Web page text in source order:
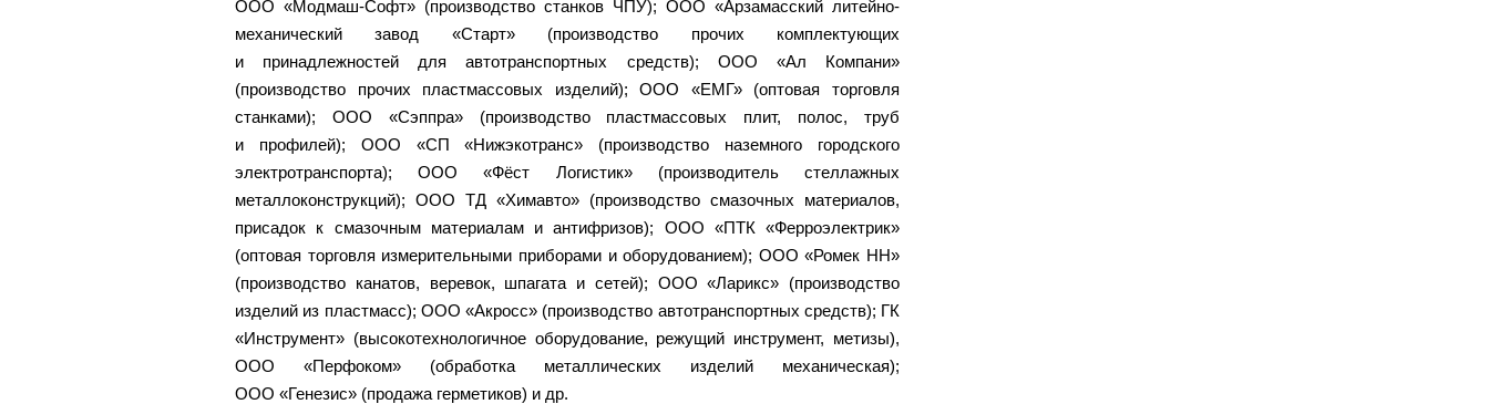
ООО «Модмаш-Софт» (производство станков ЧПУ); ООО «Арзамасский литейно-
механический завод «Старт» (производство прочих комплектующих
и принадлежностей для автотранспортных средств); ООО «Ал Компани»
(производство прочих пластмассовых изделий); ООО «ЕМГ» (оптовая торговля
станками); ООО «Сэппра» (производство пластмассовых плит, полос, труб
и профилей); ООО «СП «Нижэкотранс» (производство наземного городского
электротранспорта); ООО «Фёст Логистик» (производитель стеллажных
металлоконструкций); ООО ТД «Химавто» (производство смазочных материалов,
присадок к смазочным материалам и антифризов); ООО «ПТК «Ферроэлектрик»
(оптовая торговля измерительными приборами и оборудованием); ООО «Ромек НН»
(производство канатов, веревок, шпагата и сетей); ООО «Ларикс» (производство
изделий из пластмасс); ООО «Акросс» (производство автотранспортных средств); ГК
«Инструмент» (высокотехнологичное оборудование, режущий инструмент, метизы),
ООО «Перфоком» (обработка металлических изделий механическая);
ООО «Генезис» (продажа герметиков) и др.